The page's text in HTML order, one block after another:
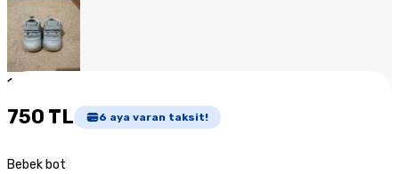
1
750 TL 6 aya varan taksit!
Bebek bot